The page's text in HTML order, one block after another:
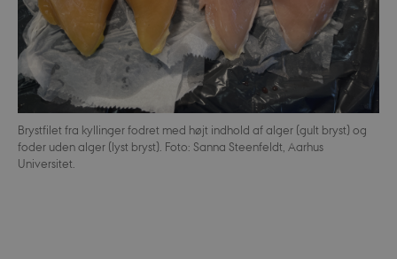
Brystfilet fra kyllinger fodret med højt indhold af alger (gult bryst) og
foder uden alger (lyst bryst). Foto: Sanna Steenfeldt, Aarhus
Universitet.